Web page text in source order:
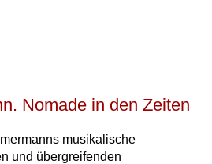
Nomade in den Zeiten
musikalische
und übergreifenden